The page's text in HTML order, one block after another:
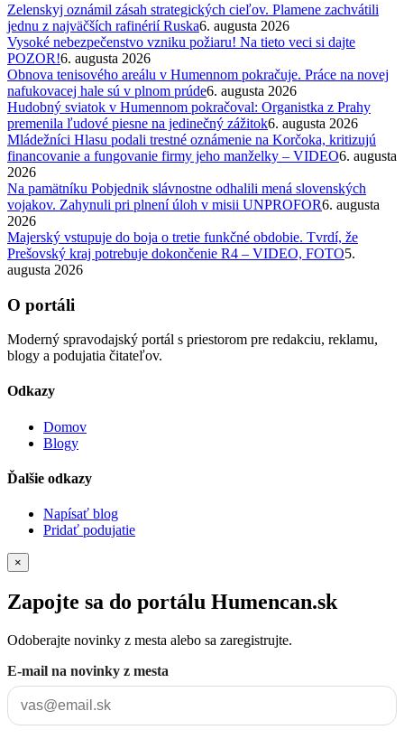
Zelenskyj oznámil zásah strategických cieľov. Plamene zachvátili
jednu z najväčších rafinérií Ruska6. augusta 2026
Vysoké nebezpečenstvo vzniku požiaru! Na tieto veci si dajte
POZOR!6. augusta 2026
Obnova tenisového areálu v Humennom pokračuje. Práce na novej
nafukovacej hale sú v plnom prúde6. augusta 2026
Hudobný sviatok v Humennom pokračoval: Organistka z Prahy
premenila ľudové piesne na jedinečný zážitok6. augusta 2026
Mládežníci Hlasu podali trestné oznámenie na Korčoka, kritizujú
financovanie a fungovanie firmy jeho manželky – VIDEO6. augusta
2026
Na pamätníku Pobjednik slávnostne odhalili mená slovenských
vojakov. Zahynuli pri plnení úloh v misii UNPROFOR6. augusta
2026
Majerský vstupuje do boja o tretie funkčné obdobie. Tvrdí, že
Prešovský kraj potrebuje dokončenie R4 – VIDEO, FOTO5.
augusta 2026
O portáli
Moderný spravodajský portál s priestorom pre redakciu, reklamu,
blogy a podujatia čitateľov.
Odkazy
Domov
Blogy
Ďalšie odkazy
Napísať blog
Pridať podujatie
×
Zapojte sa do portálu Humencan.sk
Odoberajte novinky z mesta alebo sa zaregistrujte.
E-mail na novinky z mesta